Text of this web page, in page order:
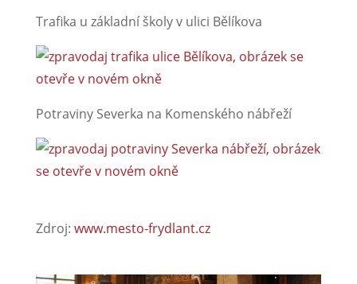
Trafika u základní školy v ulici Bělíkova
Potraviny Severka na Komenského nábřeží
Zdroj: www.mesto-frydlant.cz